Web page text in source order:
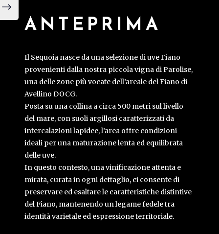
ANTEPRIMA
Il Sequoia nasce da una selezione di uve Fiano
provenienti dalla nostra piccola vigna di Parolise,
una delle zone più vocate dell’areale del Fiano di
Avellino DOCG.
Posta su una collina a circa 500 metri sul livello
del mare, con suoli argillosi caratterizzati da
intercalazioni lapidee, l’area offre condizioni
ideali per una maturazione lenta ed equilibrata
delle uve.
In questo contesto, una vinificazione attenta e
mirata, curata in ogni dettaglio, ci consente di
preservare ed esaltare le caratteristiche distintive
del Fiano, mantenendo un legame fedele tra
identità varietale ed espressione territoriale.
"